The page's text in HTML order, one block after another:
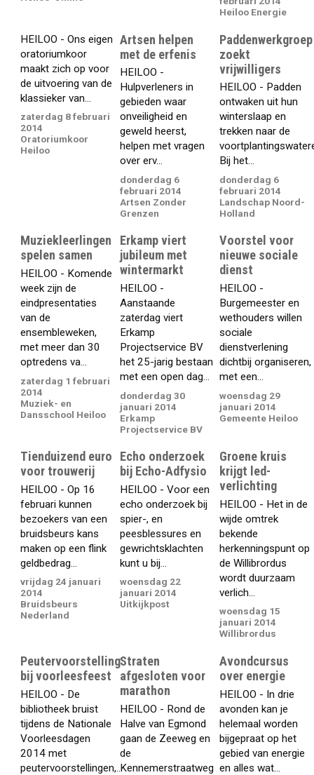
Heiloo Energie
HEILOO - Ons eigen
oratoriumkoor
maakt zich op voor
de uitvoering van de
klassieker van...
zaterdag 8 februari
2014
Oratoriumkoor
Heiloo
Artsen helpen
met de erfenis
HEILOO -
Hulpverleners in
gebieden waar
onveiligheid en
geweld heerst,
helpen met vragen
over erv...
donderdag 6
februari 2014
Artsen Zonder
Grenzen
Paddenwerkgroep
zoekt
vrijwilligers
HEILOO - Padden
ontwaken uit hun
winterslaap en
trekken naar de
Bij het...
donderdag 6
februari 2014
Landschap Noord-
Holland
Muziekleerlingen
spelen samen
HEILOO - Komende
week zijn de
eindpresentaties
van de
ensembleweken,
met meer dan 30
optredens va...
zaterdag 1 februari
2014
Muziek- en
Dansschool Heiloo
Erkamp viert
jubileum met
wintermarkt
HEILOO -
Aanstaande
zaterdag viert
Erkamp
Projectservice BV
het 25-jarig bestaan
met een open dag...
donderdag 30
januari 2014
Erkamp
Projectservice BV
Voorstel voor
nieuwe sociale
dienst
HEILOO -
Burgemeester en
wethouders willen
sociale
dienstverlening
dichtbij organiseren,
met een...
woensdag 29
januari 2014
Gemeente Heiloo
Tienduizend euro
voor trouwerij
HEILOO - Op 16
februari kunnen
bezoekers van een
bruidsbeurs kans
maken op een flink
geldbedrag...
vrijdag 24 januari
2014
Bruidsbeurs
Nederland
Echo onderzoek
bij Echo-Adfysio
HEILOO - Voor een
echo onderzoek bij
spier-, en
peesblessures en
gewrichtsklachten
kunt u bij...
woensdag 22
januari 2014
Uitkijkpost
Groene kruis
krijgt led-
verlichting
HEILOO - Het in de
wijde omtrek
bekende
herkenningspunt op
de Willibrordus
wordt duurzaam
verlich...
woensdag 15
januari 2014
Willibrordus
Peutervoorstelling
bij voorleesfeest
HEILOO - De
bibliotheek bruist
tijdens de Nationale
Voorleesdagen
2014 met
peutervoorstellingen,...
Straten
afgesloten voor
marathon
HEILOO - Rond de
Halve van Egmond
gaan de Zeeweg en
de
Kennemerstraatweg
Avondcursus
over energie
HEILOO - In drie
avonden kan je
helemaal worden
bijgepraat op het
gebied van energie
en alles wat...